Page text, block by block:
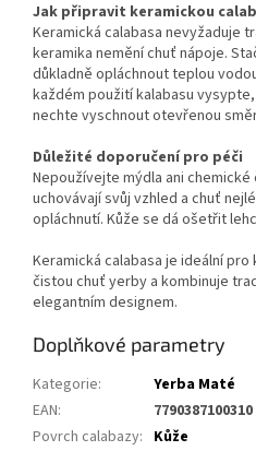
Jak připravit keramickou
Keramická calabasa nevyžaduje
keramika nemění chuť nápoje.
důkladně opláchnout teplou
každém použití kalabasu
nechte vyschnout otevřenou
Důležité doporučení pro péči
Nepoužívejte mýdla ani
uchovávají svůj vzhled a chuť
opláchnutí. Kůže se dá ošetřit
Keramická calabasa je ideální
čistou chuť yerby a kombinuje
elegantním designem.
Doplňkové parametry
Kategorie:
Yerba Maté
EAN:
7790387100310
Povrch calabazy: Kůže